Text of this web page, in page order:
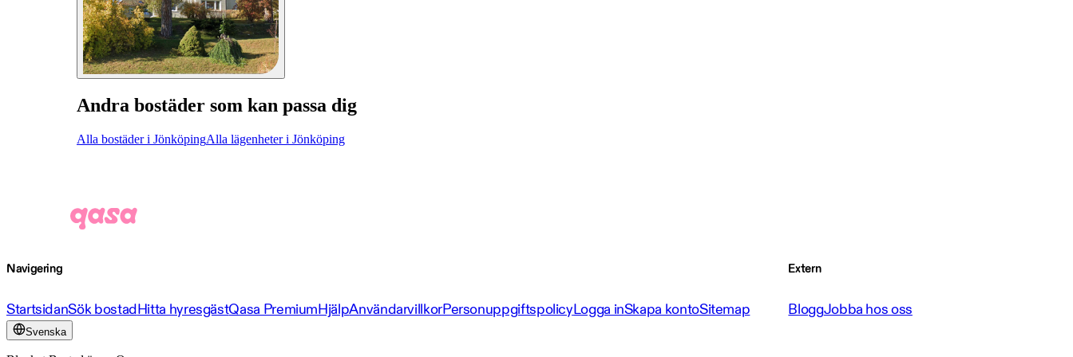
Andra bostäder som kan passa dig
Alla bostäder i JönköpingAlla lägenheter i Jönköping
Navigering
StartsidanSök bostadHitta hyresgästQasa PremiumHjälpAnvändarvillkorPersonuppgiftspolicyLogga inSkapa kontoSitemap
Extern
BloggJobba hos oss
Svenska